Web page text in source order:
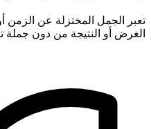
تعبر الجمل المختزلة عن الزمن
الغرض أو النتيجة من دون